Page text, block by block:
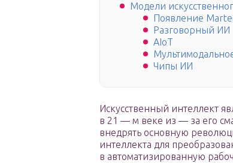
Модели
Появление
Разговорный ИИ
AIoT
Чипы ИИ
Искусственный интеллект
в 21 — м веке из — за его
внедрять основную
интеллекта для
в автоматизированную